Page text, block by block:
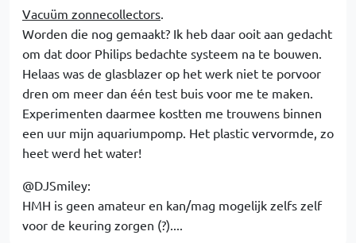
Vacuüm zonnecollectors.
Worden die nog gemaakt? Ik heb daar ooit aan gedacht
om dat door Philips bedachte systeem na te bouwen.
Helaas was de glasblazer op het werk niet te porvoor
dren om meer dan één test buis voor me te maken.
Experimenten daarmee kostten me trouwens binnen
een uur mijn aquariumpomp. Het plastic vervormde, zo
heet werd het water!
@DJSmiley:
HMH is geen amateur en kan/mag mogelijk zelfs zelf
voor de keuring zorgen (?)....